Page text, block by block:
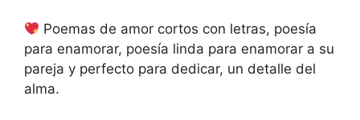
Poemas de amor cortos con letras, poesía
para enamorar, poesía linda para enamorar a su
pareja y perfecto para dedicar, un detalle del
alma.